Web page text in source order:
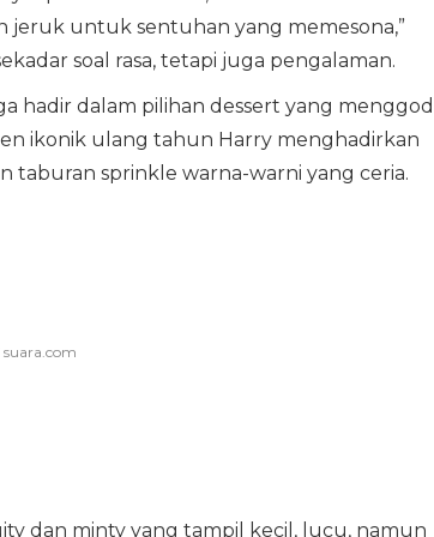
jeruk untuk sentuhan yang memesona,”
soal rasa, tetapi juga pengalaman.
hadir dalam pilihan dessert yang
ikonik ulang tahun Harry menghadirkan
taburan sprinkle warna-warni yang ceria.
dan minty yang tampil kecil, lucu, namun